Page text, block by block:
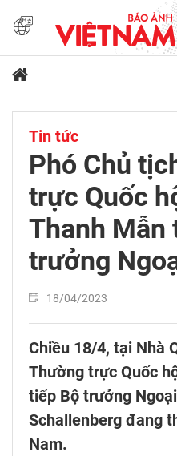
Tin tức
Phó Chủ
trực Quốc
Thanh Mẫn
trưởng
18/04/2023
Chiều 18/4, tại Nhà
Thường trực Quốc
tiếp Bộ trưởng
Schallenberg đang
Nam.